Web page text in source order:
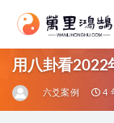
用八卦看2022
六爻案例 4